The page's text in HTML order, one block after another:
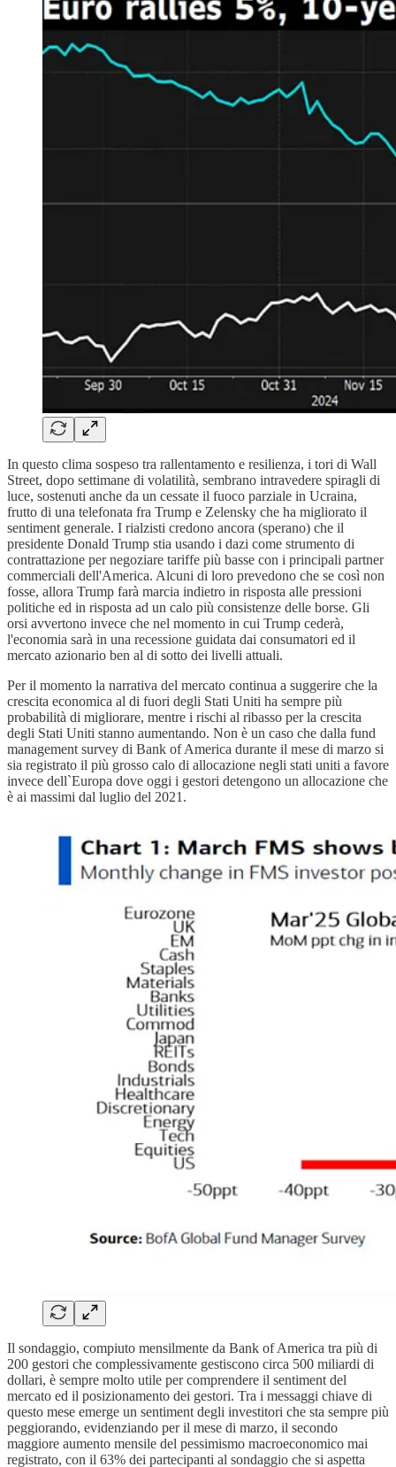
In questo clima sospeso tra rallentamento e resilienza, i tori di Wall
Street, dopo settimane di volatilità, sembrano intravedere spiragli di
luce, sostenuti anche da un cessate il fuoco parziale in Ucraina,
frutto di una telefonata fra Trump e Zelensky che ha migliorato il
sentiment generale. I rialzisti credono ancora (sperano) che il
presidente Donald Trump stia usando i dazi come strumento di
contrattazione per negoziare tariffe più basse con i principali partner
commerciali dell'America. Alcuni di loro prevedono che se così non
fosse, allora Trump farà marcia indietro in risposta alle pressioni
politiche ed in risposta ad un calo più consistenze delle borse. Gli
orsi avvertono invece che nel momento in cui Trump cederà,
l'economia sarà in una recessione guidata dai consumatori ed il
mercato azionario ben al di sotto dei livelli attuali.
Per il momento la narrativa del mercato continua a suggerire che la
crescita economica al di fuori degli Stati Uniti ha sempre più
probabilità di migliorare, mentre i rischi al ribasso per la crescita
degli Stati Uniti stanno aumentando. Non è un caso che dalla fund
management survey di Bank of America durante il mese di marzo si
sia registrato il più grosso calo di allocazione negli stati uniti a favore
invece dell`Europa dove oggi i gestori detengono un allocazione che
è ai massimi dal luglio del 2021.
Il sondaggio, compiuto mensilmente da Bank of America tra più di
200 gestori che complessivamente gestiscono circa 500 miliardi di
dollari, è sempre molto utile per comprendere il sentiment del
mercato ed il posizionamento dei gestori. Tra i messaggi chiave di
questo mese emerge un sentiment degli investitori che sta sempre più
peggiorando, evidenziando per il mese di marzo, il secondo
maggiore aumento mensile del pessimismo macroeconomico mai
registrato, con il 63% dei partecipanti al sondaggio che si aspetta